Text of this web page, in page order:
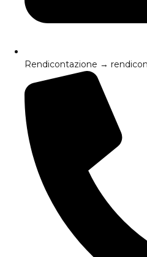
Rendicontazione →